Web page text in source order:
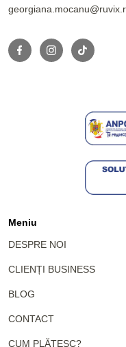
Meniu
DESPRE NOI
CLIENȚI BUSINESS
BLOG
CONTACT
CUM PLĂTESC?